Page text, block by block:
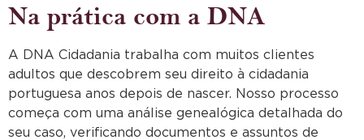
Na prática com a DNA
A DNA Cidadania trabalha com muitos clientes
adultos que descobrem seu direito à cidadania
portuguesa anos depois de nascer. Nosso processo
começa com uma análise genealógica detalhada do
seu caso, verificando documentos e assuntos de